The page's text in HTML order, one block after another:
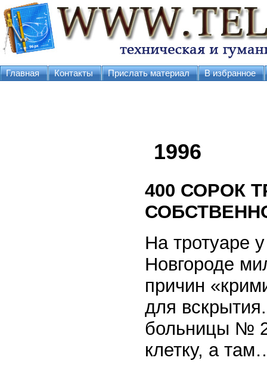
Главная Контакты Прислать материал В избранное
1996
400 СОРОК
На тротуаре
Новгороде
причин
для
больницы №
клетку, а